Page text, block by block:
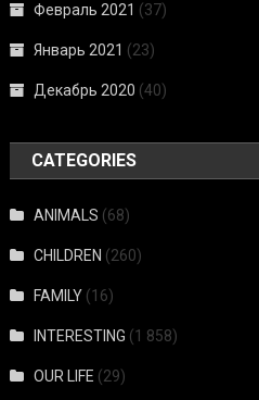
Февраль 2021 (37)
Январь 2021 (23)
Декабрь 2020 (40)
CATEGORIES
ANIMALS (68)
CHILDREN (260)
FAMILY (16)
INTERESTING (1 858)
OUR LIFE (29)